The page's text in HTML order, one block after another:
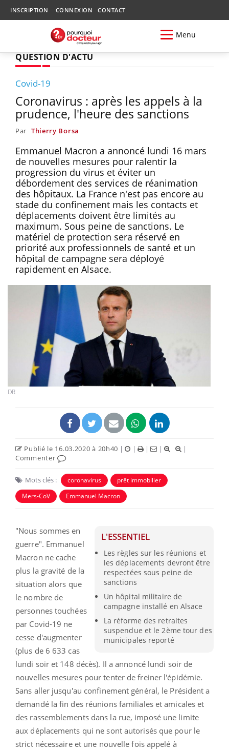
INSCRIPTION CONNEXION CONTACT
Menu
QUESTION D'ACTU
Covid-19
Coronavirus : après les appels à la
prudence, l'heure des sanctions
Par Thierry Borsa
Emmanuel Macron a annoncé lundi 16 mars
de nouvelles mesures pour ralentir la
progression du virus et éviter un
débordement des services de réanimation
des hôpitaux. La France n'est pas encore au
stade du confinement mais les contacts et
déplacements doivent être limités au
maximum. Sous peine de sanctions. Le
matériel de protection sera réservé en
priorité aux professionnels de santé et un
hôpital de campagne sera déployé
rapidement en Alsace.
DR
Publié le 16.03.2020 à 20h40 | | | |
|
Commenter
Mots clés : coronavirus
prêt immobilier
Mers-CoV
Emmanuel Macron
L'ESSENTIEL
Les règles sur les réunions et
les déplacements devront être
respectées sous peine de
sanctions
Un hôpital militaire de
campagne installé en Alsace
La réforme des retraites
suspendue et le 2ème tour des
municipales reporté
"Nous sommes en
guerre". Emmanuel
Macron ne cache
plus la gravité de la
situation alors que
le nombre de
personnes touchées
par Covid-19 ne
cesse d'augmenter
(plus de 6 633 cas
lundi soir et 148 décès). Il a annoncé lundi soir de
nouvelles mesures pour tenter de freiner l'épidémie.
Sans aller jusqu'au confinement général, le Président a
demandé la fin des réunions familiales et amicales et
des rassemblements dans la rue, imposé une limite
aux déplacements qui ne sont autorisés que pour le
strict nécessaire et une nouvelle fois appelé à